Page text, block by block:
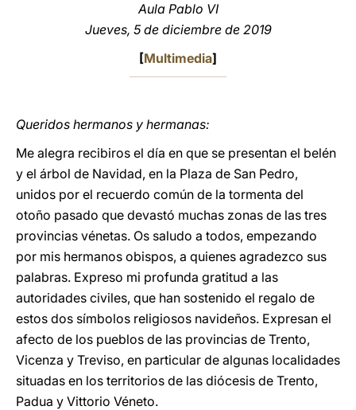
Aula Pablo VI
Jueves, 5 de diciembre de 2019
[Multimedia]
Queridos hermanos y hermanas:
Me alegra recibiros el día en que se presentan el belén
y el árbol de Navidad, en la Plaza de San Pedro,
unidos por el recuerdo común de la tormenta del
otoño pasado que devastó muchas zonas de las tres
provincias vénetas. Os saludo a todos, empezando
por mis hermanos obispos, a quienes agradezco sus
palabras. Expreso mi profunda gratitud a las
autoridades civiles, que han sostenido el regalo de
estos dos símbolos religiosos navideños. Expresan el
afecto de los pueblos de las provincias de Trento,
Vicenza y Treviso, en particular de algunas localidades
situadas en los territorios de las diócesis de Trento,
Padua y Vittorio Véneto.